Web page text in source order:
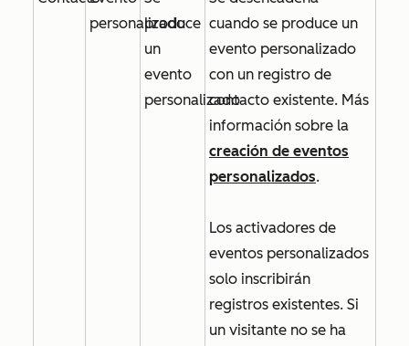
personalizado
produce
un
evento
personalizado
cuando se produce un
evento personalizado
con un registro de
contacto existente. Más
información sobre la
creación de eventos
personalizados.
Los activadores de
eventos personalizados
solo inscribirán
registros existentes. Si
un visitante no se ha